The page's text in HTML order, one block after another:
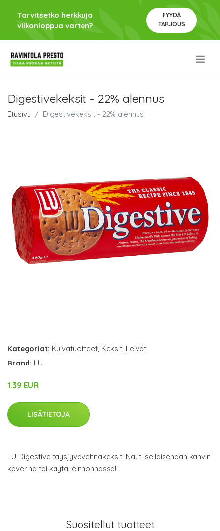
Tarvitsetko herkkuja
viikonloppua varten?
PYYDÄ
TARJOUS
Digestivekeksit - 22% alennus
Etusivu Digestivekeksit - 22% alennus
Kategoriat: Kuivatuotteet, Keksit, Leivät
Brand: LU
1.39 EUR
LISÄTIETOJA
LU Digestive täysjyvävehnäkeksit. Nauti sellaisenaan kahvin
kaverina tai käytä leinnonnassa!
Suositellut tuotteet